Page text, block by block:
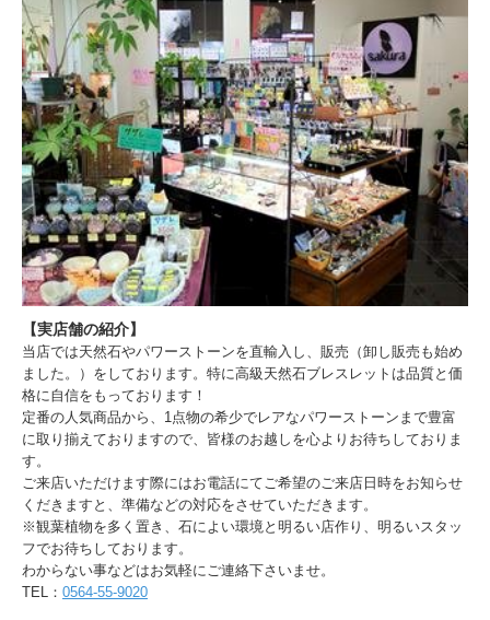
【実店舗の紹介】
当店では天然石やパワーストーンを直輸入し、販売（卸し販売も始め
ました。）をしております。特に高級天然石ブレスレットは品質と価
格に自信をもっております！
定番の人気商品から、1点物の希少でレアなパワーストーンまで豊富
に取り揃えておりますので、皆様のお越しを心よりお待ちしておりま
す。
ご来店いただけます際にはお電話にてご希望のご来店日時をお知らせ
くだきますと、準備などの対応をさせていただきます。
※観葉植物を多く置き、石によい環境と明るい店作り、明るいスタッ
フでお待ちしております。
わからない事などはお気軽にご連絡下さいませ。
TEL： 0564-55-9020